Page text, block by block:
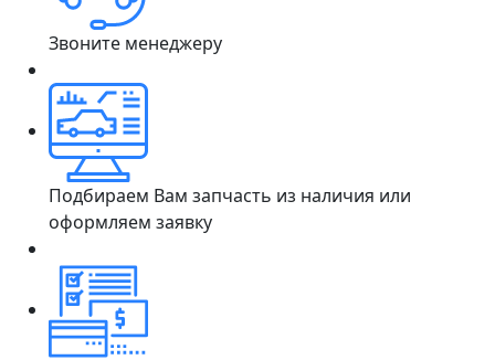
Звоните менеджеру
Подбираем Вам запчасть из наличия или
оформляем заявку